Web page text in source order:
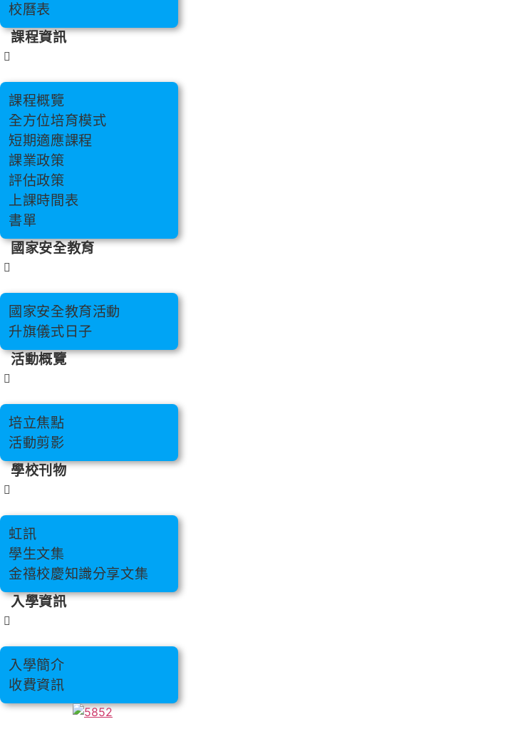
校曆表
課程資訊
課程概覽
全方位培育模式
短期適應課程
課業政策
評估政策
上課時間表
書單
國家安全教育
國家安全教育活動
升旗儀式日子
活動概覽
培立焦點
活動剪影
學校刊物
虹訊
學生文集
金禧校慶知識分享文集
入學資訊
入學簡介
收費資訊